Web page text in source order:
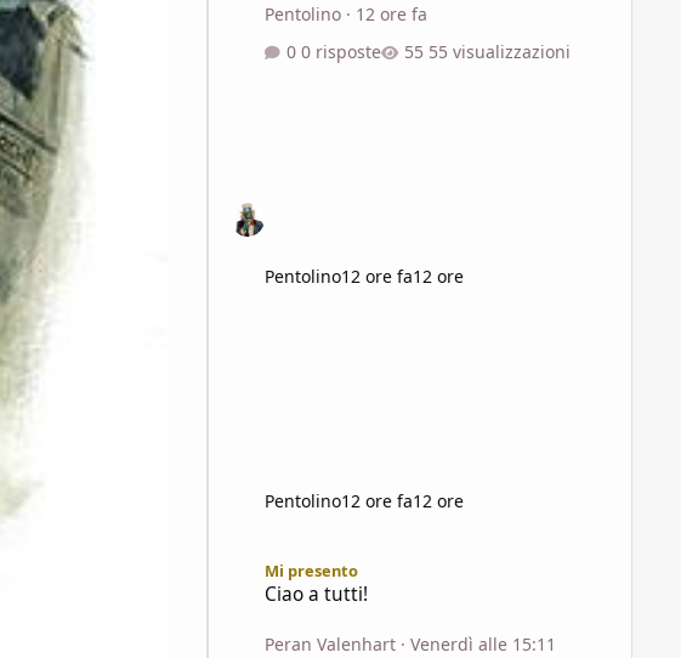
Pentolino· 12 ore fa
0 risposte
55 visualizzazioni
Pentolino12 ore fa12 ore
Pentolino12 ore fa12 ore
Mi presento
Ciao a tutti!
Peran Valenhart· Venerdì alle 15:11